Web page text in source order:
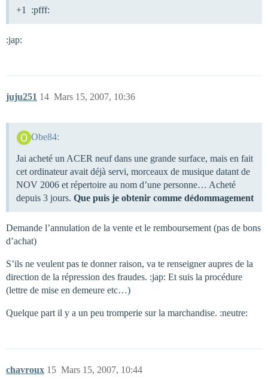
+1 :pfff:
:jap:
juju251 Mars 15, 2007, 10:36
14
Obe84:
Jai acheté un ACER neuf dans une grande surface, mais en fait
cet ordinateur avait déjà servi, morceaux de musique datant de
NOV 2006 et répertoire au nom d’une personne… Acheté
depuis 3 jours. Que puis je obtenir comme dédommagement
Demande l’annulation de la vente et le remboursement (pas de bons
d’achat)
S’ils ne veulent pas te donner raison, va te renseigner aupres de la
direction de la répression des fraudes. :jap: Et suis la procédure
(lettre de mise en demeure etc…)
Quelque part il y a un peu tromperie sur la marchandise. :neutre:
chavroux Mars 15, 2007, 10:44
15